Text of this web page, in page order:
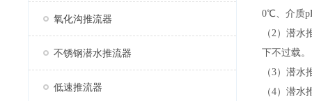
氧化沟推流器
不锈钢潜水推流器
低速推流器
0℃、介质
（2）潜水
下不过载。
（3）潜水
（4）潜水